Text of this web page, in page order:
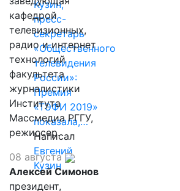
Кузин,
пресс-
секретарь
«Общественного
телевидения
России»:
Премия
«ТЭФИ 2019»
показала,…
Написал
Евгений
Кузин
кафедрой
телевизионных,
радио и интернет
технологий
факультета
журналистики
Института
Массмедиа РГГУ,
режиссер.
08 августа
Алексей Симонов
президент,